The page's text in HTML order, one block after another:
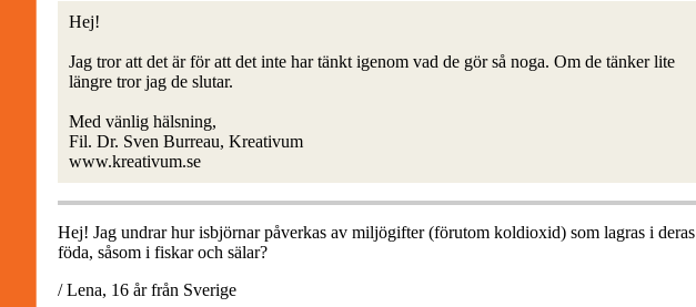
Hej!
Jag tror att det är för att det inte har tänkt igenom vad de gör så noga. Om de tänker lite
längre tror jag de slutar.
Med vänlig hälsning,
Fil. Dr. Sven Burreau, Kreativum
www.kreativum.se
Hej! Jag undrar hur isbjörnar påverkas av miljögifter (förutom koldioxid) som lagras i deras
föda, såsom i fiskar och sälar?
/ Lena, 16 år från Sverige